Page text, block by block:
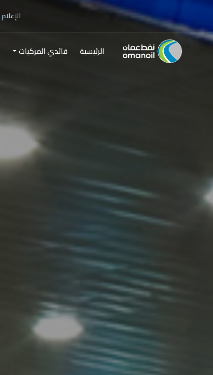
الإعلام
الرئيسية قائدي المركبات